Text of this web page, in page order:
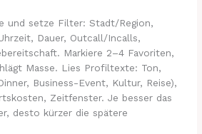
und setze Filter: Stadt/Region,
Dauer, Outcall/Incalls,
Markiere 2–4 Favoriten,
Masse. Lies Profiltexte: Ton,
Business-Event, Kultur, Reise),
Zeitfenster. Je besser das
desto kürzer die spätere